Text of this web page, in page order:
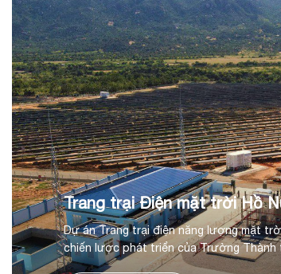
Trang trại Điện mặt trời Hồ
Dự án Trang trại điện năng lượng mặt
chiến lược phát triển của Trường
tại huyện Thuận Nam, tỉnh Ninh Thuận.